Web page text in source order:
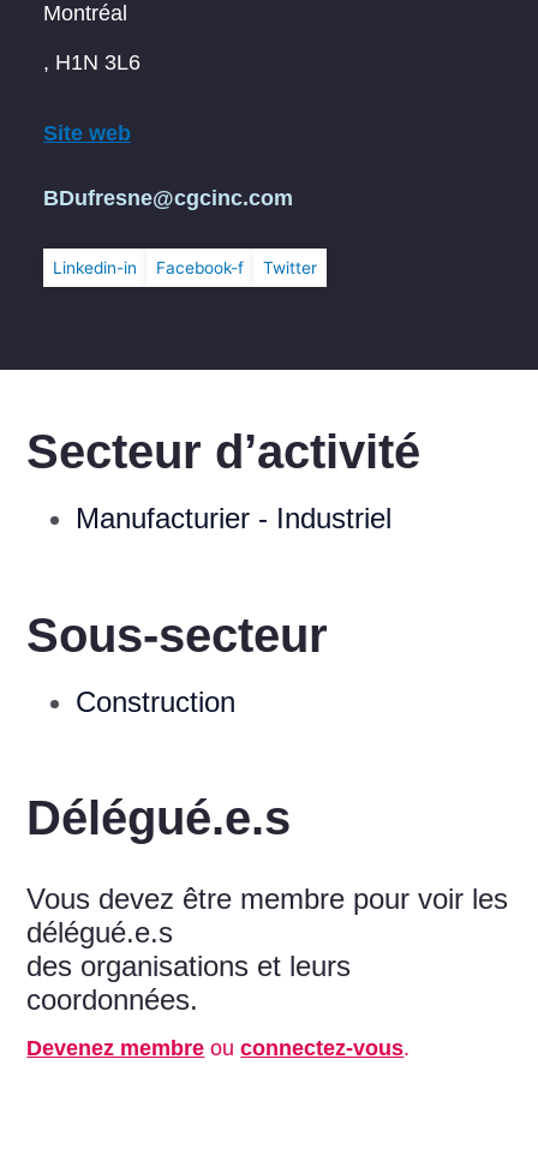
Montréal
, H1N 3L6
Site web
BDufresne@cgcinc.com
Linkedin-in Facebook-f Twitter
Secteur d’activité
Manufacturier - Industriel
Sous-secteur
Construction
Délégué.e.s
Vous devez être membre pour voir les
délégué.e.s
des organisations et leurs
coordonnées.
Devenez membre ouconnectez-vous.